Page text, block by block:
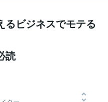
るビジネスでモテる
読